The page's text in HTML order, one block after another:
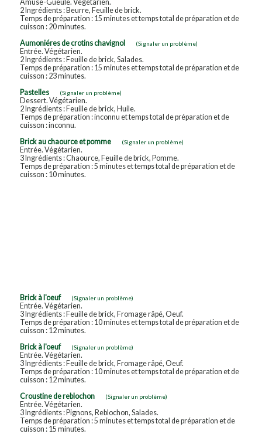
Amuse-Gueule. Végétarien.
2 Ingrédients : Beurre, Feuille de brick.
Temps de préparation : 15 minutes et temps total de préparation et de
cuisson : 20 minutes.
Aumoniéres de crotins chavignol
(Signaler un problème)
Entrée. Végétarien.
2 Ingrédients : Feuille de brick, Salades.
Temps de préparation : 15 minutes et temps total de préparation et de
cuisson : 23 minutes.
Pastelles
(Signaler un problème)
Dessert. Végétarien.
2 Ingrédients : Feuille de brick, Huile.
Temps de préparation : inconnu et temps total de préparation et de
cuisson : inconnu.
Brick au chaource et pomme
(Signaler un problème)
Entrée. Végétarien.
3 Ingrédients : Chaource, Feuille de brick, Pomme.
Temps de préparation : 5 minutes et temps total de préparation et de
cuisson : 10 minutes.
Brick à l'oeuf (Signaler un problème)
Entrée. Végétarien.
3 Ingrédients : Feuille de brick, Fromage râpé, Oeuf.
Temps de préparation : 10 minutes et temps total de préparation et de
cuisson : 12 minutes.
Brick à l'oeuf
(Signaler un problème)
Entrée. Végétarien.
3 Ingrédients : Feuille de brick, Fromage râpé, Oeuf.
Temps de préparation : 10 minutes et temps total de préparation et de
cuisson : 12 minutes.
Croustine de reblochon
(Signaler un problème)
Entrée. Végétarien.
3 Ingrédients : Pignons, Reblochon, Salades.
Temps de préparation : 5 minutes et temps total de préparation et de
cuisson : 15 minutes.